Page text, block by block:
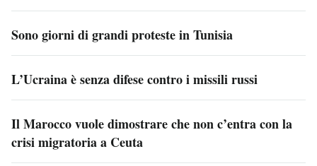
Sono giorni di grandi proteste in Tunisia
L’Ucraina è senza difese contro i missili russi
Il Marocco vuole dimostrare che non c’entra con la
crisi migratoria a Ceuta